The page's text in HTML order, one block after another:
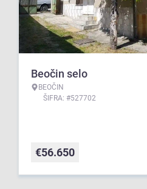
Beočin selo
BEOČIN
ŠIFRA: #527702
€56.650